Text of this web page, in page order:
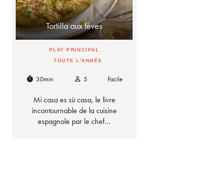
Tortilla aux fèves
PLAT PRINCIPAL
TOUTE L'ANNÉE
timer 30min person_outline 5 Facile
Mi casa es sù casa, le livre
incontournable de la cuisine
espagnole par le chef…